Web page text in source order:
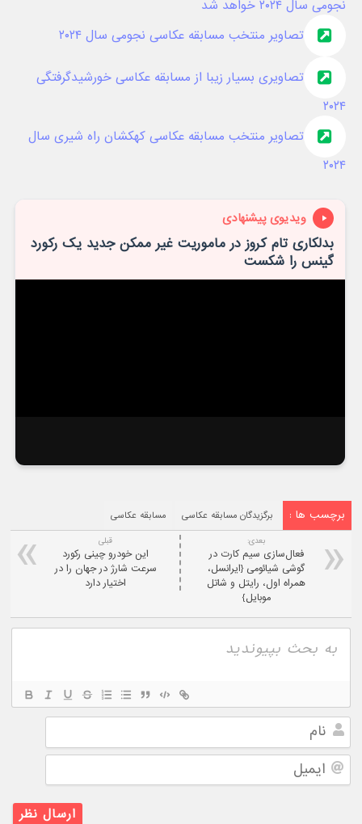
نجومی سال ۲۰۲۴ خواهد شد
تصاویر منتخب مسابقه عکاسی نجومی سال ۲۰۲۴
تصاویری بسیار زیبا از مسابقه عکاسی خورشیدگرفتگی
۲۰۲۴
تصاویر منتخب مسابقه عکاسی کهکشان راه شیری سال
۲۰۲۴
ویدیوی پیشنهادی
بدلکاری تام کروز در ماموریت غیر ممکن جدید یک رکورد
گینس را شکست
برچسب ها : برگزیدگان مسابقه عکاسی مسابقه عکاسی
قبلی
این خودرو چینی رکورد
سرعت شارژ در جهان را در
اختیار دارد
بعدی:
فعال‌سازی سیم کارت در
گوشی شیائومی {ایرانسل،
همراه اول، رایتل و شاتل
موبایل}
نام
ایمیل